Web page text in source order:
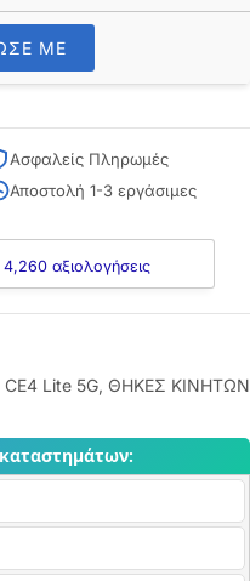
ΜΕ
Ασφαλείς Πληρωμές
Αποστολή 1-3 εργάσιμες
4,260 αξιολογήσεις
Lite 5G, ΘΗΚΕΣ ΚΙΝΗΤΩΝ